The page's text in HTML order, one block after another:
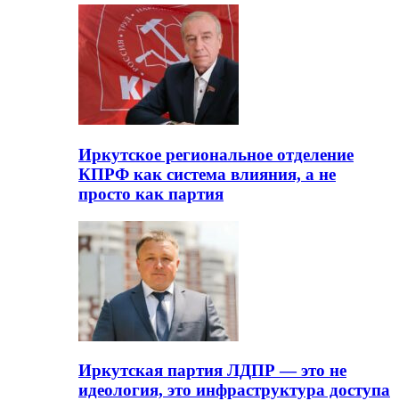
Иркутское региональное отделение
КПРФ как система влияния, а не
просто как партия
Иркутская партия ЛДПР — это не
идеология, это инфраструктура доступа